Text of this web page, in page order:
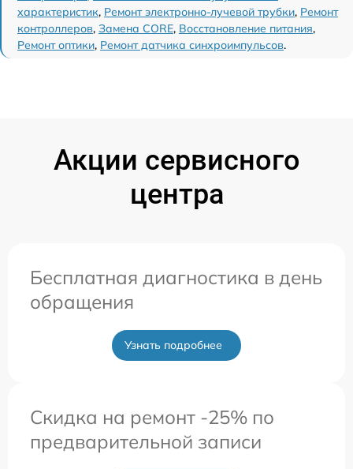
характеристик, Ремонт электронно-лучевой трубки, Ремонт
контроллеров, Замена CORE, Восстановление питания,
Ремонт оптики, Ремонт датчика синхроимпульсов.
Акции сервисного
центра
Бесплатная диагностика в день
обращения
Узнать подробнее
Скидка на ремонт -25% по
предварительной записи